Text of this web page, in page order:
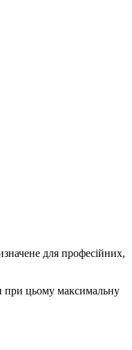
для професійних,
при цьому максимальну